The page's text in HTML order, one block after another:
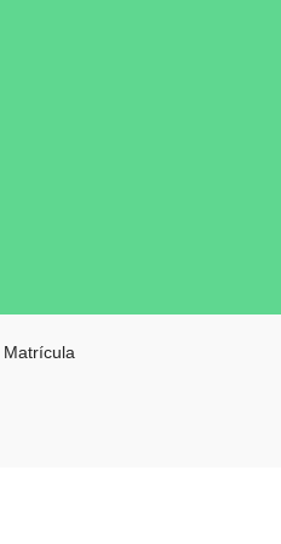
Matrícula